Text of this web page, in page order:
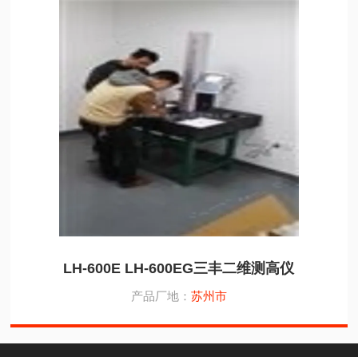
LH-600E LH-600EG三丰二维测高仪
产品厂地： 苏州市